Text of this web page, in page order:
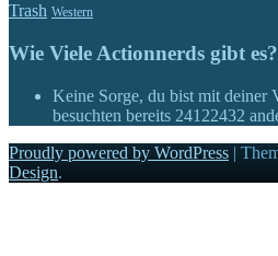
Trash Western
Wie Viele Actionnerds gibt es?
Keine Sorge, du bist mit deiner
besuchten bereits 24122432
Proudly powered by WordPress |
Design.